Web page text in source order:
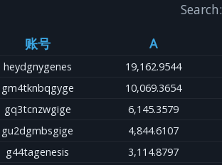
Search:
账号
A
heydgnygenes 19,162.9544
gm4tknbqgyge
10,069.3654
gq3tcnzwgige
6,145.3579
gu2dgmbsgige
4,844.6107
g44tagenesis
3,114.8797